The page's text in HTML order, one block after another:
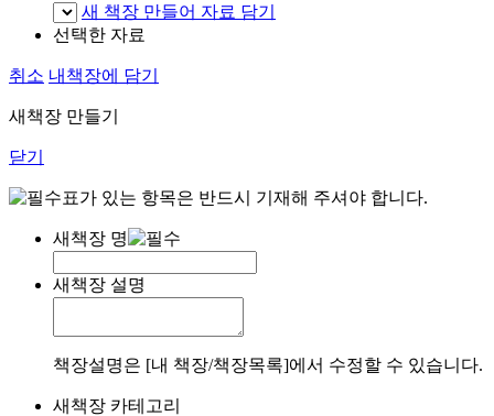
새 책장 만들어 자료 담기
선택한 자료
취소 내책장에 담기
새책장 만들기
닫기
표가 있는 항목은 반드시 기재해 주셔야 합니다.
새책장 명
새책장 설명
책장설명은 [내 책장/책장목록]에서 수정할 수 있습니다.
새책장 카테고리